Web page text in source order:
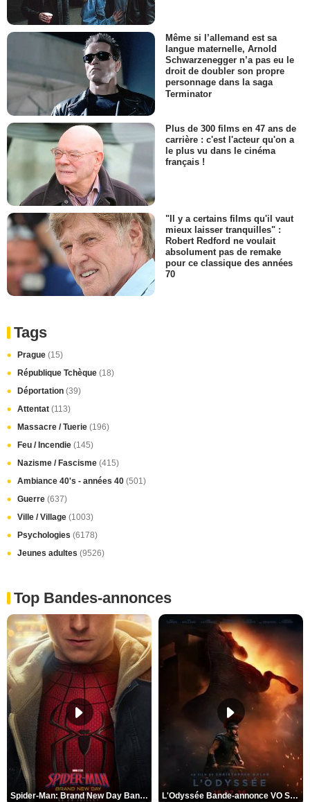
Même si l’allemand est sa
langue maternelle, Arnold
Schwarzenegger n’a pas eu le
droit de doubler son propre
personnage dans la saga
Terminator
Plus de 300 films en 47 ans de
carrière : c'est l'acteur qu'on a
le plus vu dans le cinéma
français !
"Il y a certains films qu'il vaut
mieux laisser tranquilles" :
Robert Redford ne voulait
absolument pas de remake
pour ce classique des années
70
Tags
Prague (15)
République Tchèque (18)
Déportation (39)
Attentat (113)
Massacre / Tuerie (196)
Feu / Incendie (145)
Nazisme / Fascisme (415)
Ambiance 40's - années 40 (501)
Guerre (637)
Ville / Village (1003)
Psychologies (6178)
Jeunes adultes (9526)
Top Bandes-annonces
Spider-Man: Brand New Day Bande-annonce VO STFR L'Odyssée Bande-annonce VO STFR